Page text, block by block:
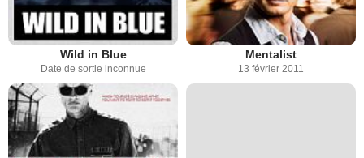
Wild in Blue
Date de sortie inconnue
Mentalist
13 février 2011